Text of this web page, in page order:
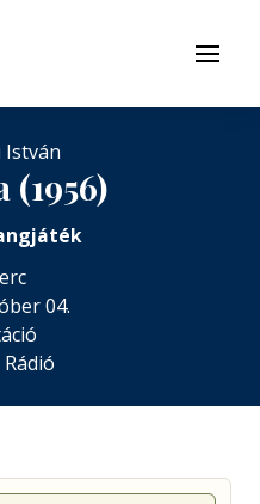
Menü
István
(1956)
04.